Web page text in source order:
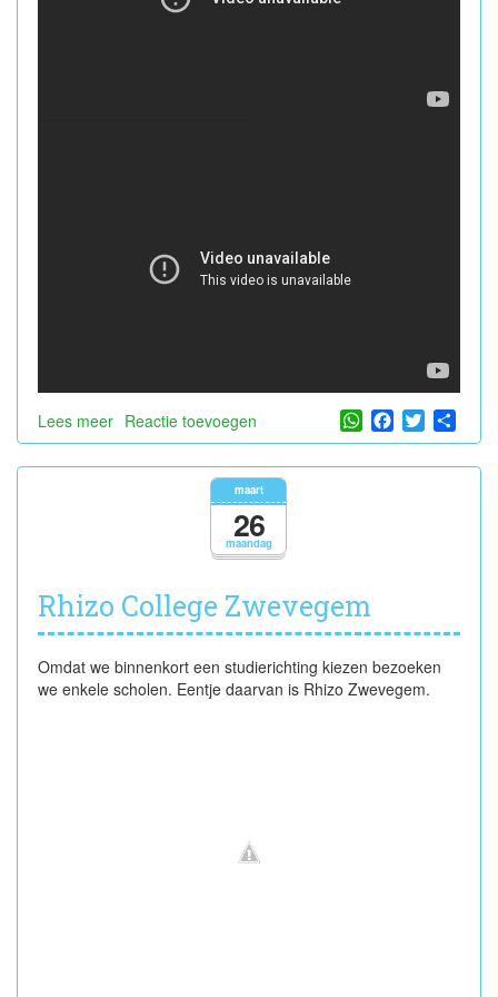
Lees meer over
Torenhoog
talent!
Reactie toevoegen WhatsApp
Facebook
Twitter
maandag
maart
26
Rhizo College Zwevegem
Omdat we binnenkort een studierichting kiezen bezoeken
we enkele scholen. Eentje daarvan is Rhizo Zwevegem.